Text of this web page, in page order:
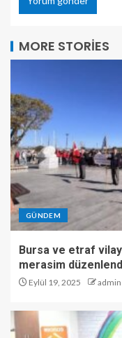
MORE STORIES
GÜNDEM
Bursa ve etraf
merasim
Eylül 19, 2025 admin